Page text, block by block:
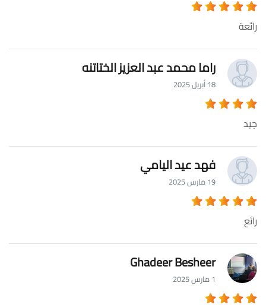
رائعة
راما محمد عبد العزيز الختاتنه
18 أبريل 2025
جيد
فهد عيد اليامي
19 مارس 2025
رائع
Ghadeer Besheer
1 مارس 2025